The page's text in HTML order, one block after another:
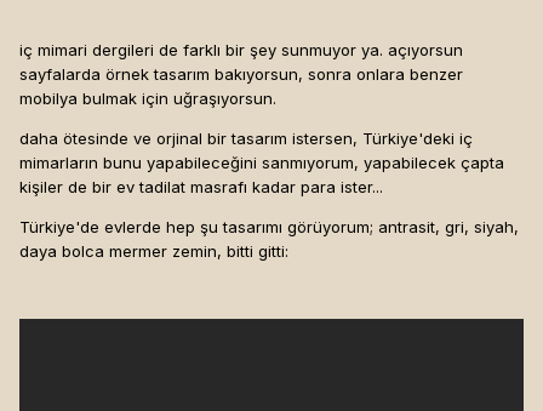
iç mimari dergileri de farklı bir şey sunmuyor ya. açıyorsun
sayfalarda örnek tasarım bakıyorsun, sonra onlara benzer
mobilya bulmak için uğraşıyorsun.
daha ötesinde ve orjinal bir tasarım istersen, Türkiye'deki iç
mimarların bunu yapabileceğini sanmıyorum, yapabilecek çapta
kişiler de bir ev tadilat masrafı kadar para ister...
Türkiye'de evlerde hep şu tasarımı görüyorum; antrasit, gri, siyah,
daya bolca mermer zemin, bitti gitti: